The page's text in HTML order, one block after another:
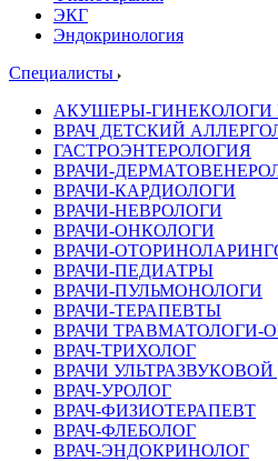
ЭКГ
Эндокринология
Специалисты
АКУШЕРЫ-ГИНЕКОЛОГИ
ВРАЧ ДЕТСКИЙ
ГАСТРОЭНТЕРОЛОГИЯ
ВРАЧИ-
ВРАЧИ-КАРДИОЛОГИ
ВРАЧИ-НЕВРОЛОГИ
ВРАЧИ-ОНКОЛОГИ
ВРАЧИ-
ВРАЧИ-ПЕДИАТРЫ
ВРАЧИ-ПУЛЬМОНОЛОГИ
ВРАЧИ-ТЕРАПЕВТЫ
ВРАЧИ ТРАВМАТОЛОГИ-
ВРАЧ-ТРИХОЛОГ
ВРАЧИ
ВРАЧ-УРОЛОГ
ВРАЧ-ФИЗИОТЕРАПЕВТ
ВРАЧ-ФЛЕБОЛОГ
ВРАЧ-ЭНДОКРИНОЛОГ